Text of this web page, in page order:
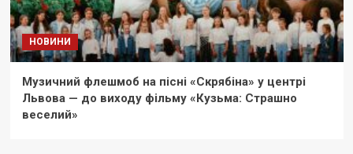
НОВИНИ
Музичний флешмоб на пісні «Скрябіна» у центрі
Львова — до виходу фільму «Кузьма: Страшно
веселий»